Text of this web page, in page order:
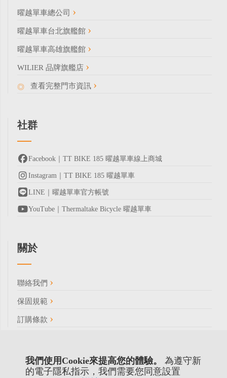
我們使用Cookie來提高您的體驗。
為遵守新
的電子隱私指示，我們需要您同意設置
曜越單車總公司
曜越單車台北旗艦館
曜越單車高雄旗艦館
WILIER 品牌旗艦店
查看完整門市資訊
社群
Facebook｜TT BIKE 185 曜越單車線上商城
Instagram｜TT BIKE 185 曜越單車
LINE｜曜越單車官方帳號
YouTube｜Thermaltake Bicycle 曜越單車
關於
聯絡我們
保固規範
訂購條款